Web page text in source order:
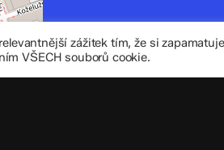
+420 585 208
zážitek tím, že si
VŠECH souborů cookie.